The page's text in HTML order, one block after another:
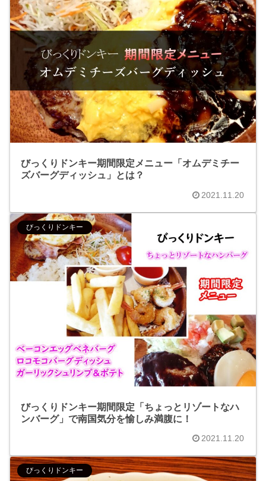
びっくりドンキー期間限定メニュー「オムデミチー
ズバーグディッシュ」とは？
2021.11.20
びっくりドンキー
びっくりドンキー期間限定「ちょっとリゾートなハ
ンバーグ」で南国気分を愉しみ満腹に！
2021.11.20
びっくりドンキー